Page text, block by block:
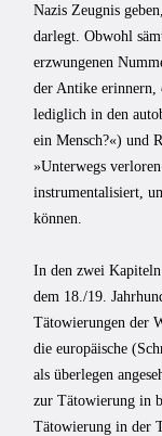
Nazis Zeugnis
darlegt. Obwohl
erzwungenen
der Antike erinnern,
lediglich in den
ein Mensch?«) und
»Unterwegs
instrumentalisiert,
können.
In den zwei Kapiteln
dem 18./19.
Tätowierungen der
die europäische
als überlegen
zur Tätowierung in
Tätowierung in der